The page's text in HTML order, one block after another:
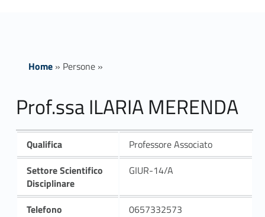
Home» Persone»
Prof.ssa ILARIA MERENDA
Qualifica
Professore Associato
Settore Scientifico
Disciplinare
GIUR-14/A
Telefono
0657332573